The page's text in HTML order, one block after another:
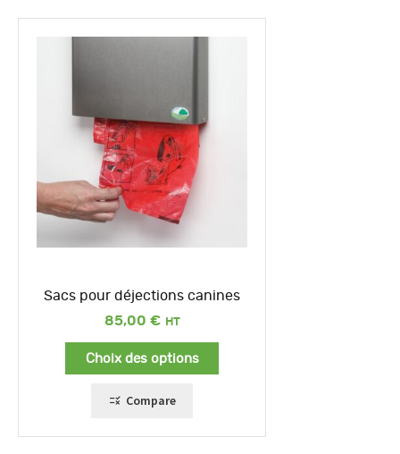
Sacs pour déjections canines
85,00 €
Choix des options
Compare